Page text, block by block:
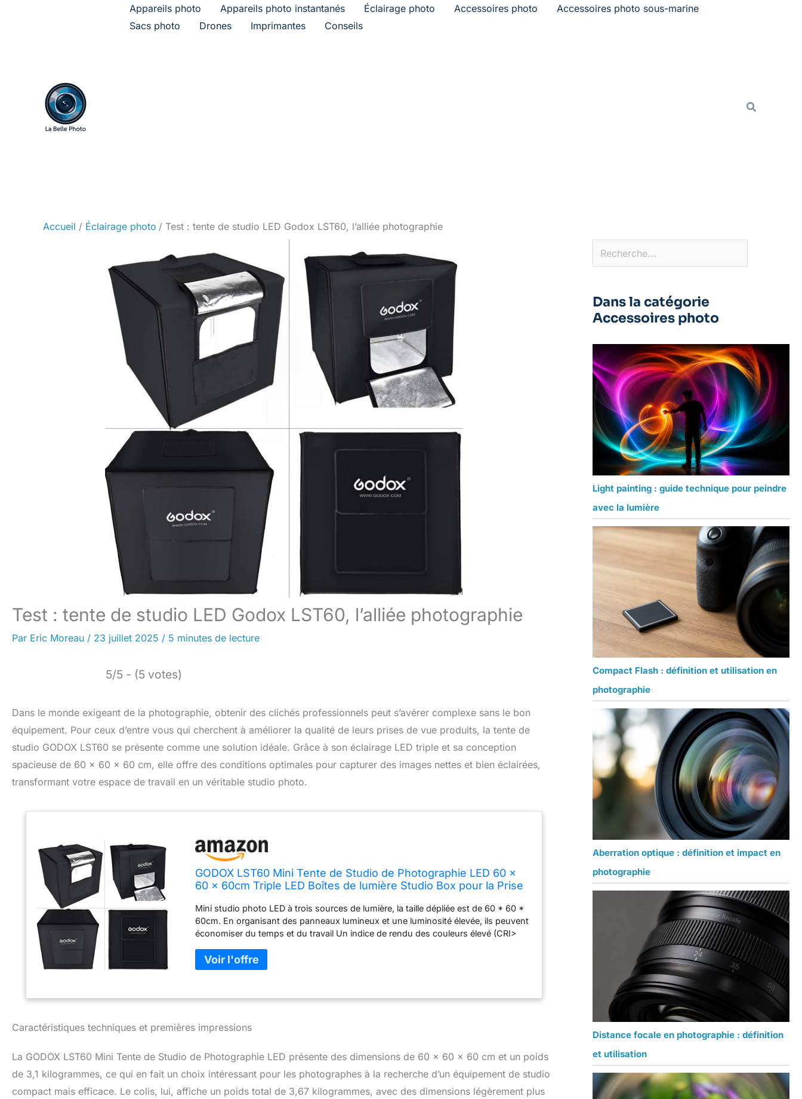
Appareils photo Appareils photo instantanés Éclairage photo Accessoires photo
Accessoires photo sous-marine
Sacs photo
Drones Imprimantes Conseils
Accueil Éclairage photo Test : tente de studio LED Godox LST60, l’alliée photographie
Test : tente de studio LED Godox LST60, l’alliée photographie
Par Eric Moreau / 23 juillet 2025 / 5 minutes de lecture
5/5 - (5 votes)
Dans le monde exigeant de la photographie, obtenir des clichés professionnels peut s’avérer complexe sans le bon
équipement. Pour ceux d’entre vous qui cherchent à améliorer la qualité de leurs prises de vue produits, la tente de
studio GODOX LST60 se présente comme une solution idéale. Grâce à son éclairage LED triple et sa conception
spacieuse de 60 x 60 x 60 cm, elle offre des conditions optimales pour capturer des images nettes et bien éclairées,
transformant votre espace de travail en un véritable studio photo.
GODOX LST60 Mini Tente de Studio de Photographie LED 60 x
60 x 60cm Triple LED Boîtes de lumière Studio Box pour la Prise
Mini studio photo LED à trois sources de lumière, la taille dépliée est de 60 * 60 *
60cm. En organisant des panneaux lumineux et une luminosité élevée, ils peuvent
économiser du temps et du travail Un indice de rendu des couleurs élevé (CRI>
de ne pas dépasser 65% de la zone exposée) Applicable à tous les appareils
dotés de fonctions de prise de vue, vous apporte une bonne expérience de prise
lumineuse et visuelle. Léger et portable, facile à utiliser et à installer.
Caractéristiques techniques et premières impressions
La GODOX LST60 Mini Tente de Studio de Photographie LED présente des dimensions de 60 x 60 x 60 cm et un poids
de 3,1 kilogrammes, ce qui en fait un choix intéressant pour les photographes à la recherche d’un équipement de studio
compact mais efficace. Le colis, lui, affiche un poids total de 3,67 kilogrammes, avec des dimensions légèrement plus
Rechercher
Dans la catégorie
Accessoires photo
Light painting : guide technique pour peindre
avec la lumière
Compact Flash : définition et utilisation en
photographie
Aberration optique : définition et impact en
photographie
Distance focale en photographie : définition
et utilisation